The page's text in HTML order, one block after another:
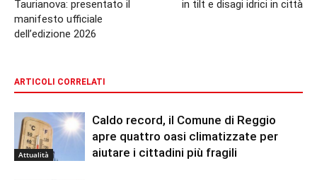
Taurianova: presentato il
manifesto ufficiale
dell’edizione 2026
in tilt e disagi idrici in città
ARTICOLI CORRELATI
Attualità
Caldo record, il Comune di Reggio
apre quattro oasi climatizzate per
aiutare i cittadini più fragili